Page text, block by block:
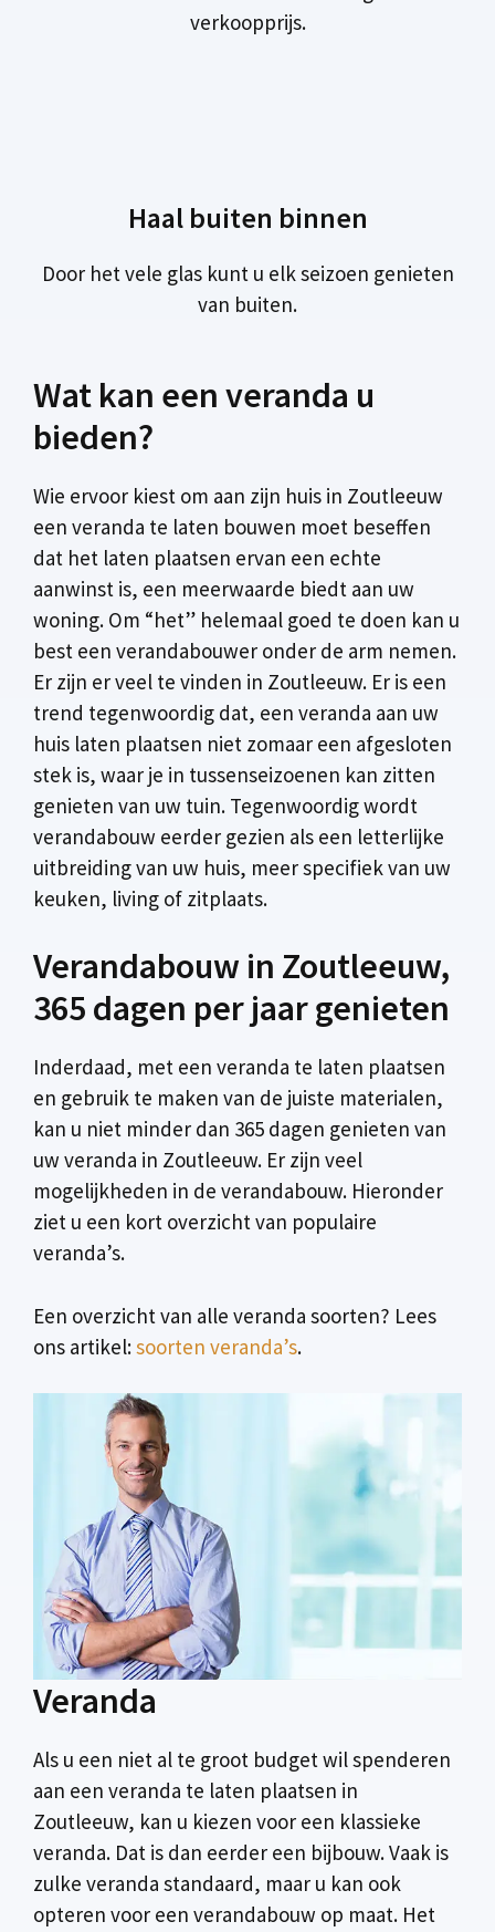
verkoopprijs.
Haal buiten binnen
Door het vele glas kunt u elk seizoen genieten
van buiten.
Wat kan een veranda u
bieden?
Wie ervoor kiest om aan zijn huis in Zoutleeuw
een veranda te laten bouwen moet beseffen
dat het laten plaatsen ervan een echte
aanwinst is, een meerwaarde biedt aan uw
woning. Om “het” helemaal goed te doen kan u
best een verandabouwer onder de arm nemen.
Er zijn er veel te vinden in Zoutleeuw. Er is een
trend tegenwoordig dat, een veranda aan uw
huis laten plaatsen niet zomaar een afgesloten
stek is, waar je in tussenseizoenen kan zitten
genieten van uw tuin. Tegenwoordig wordt
verandabouw eerder gezien als een letterlijke
uitbreiding van uw huis, meer specifiek van uw
keuken, living of zitplaats.
Verandabouw in Zoutleeuw,
365 dagen per jaar genieten
Inderdaad, met een veranda te laten plaatsen
en gebruik te maken van de juiste materialen,
kan u niet minder dan 365 dagen genieten van
uw veranda in Zoutleeuw. Er zijn veel
mogelijkheden in de verandabouw. Hieronder
ziet u een kort overzicht van populaire
veranda’s.
Een overzicht van alle veranda soorten? Lees
ons artikel:soorten veranda’s.
Veranda
Als u een niet al te groot budget wil spenderen
aan een veranda te laten plaatsen in
Zoutleeuw, kan u kiezen voor een klassieke
veranda. Dat is dan eerder een bijbouw. Vaak is
zulke veranda standaard, maar u kan ook
opteren voor een verandabouw op maat. Het